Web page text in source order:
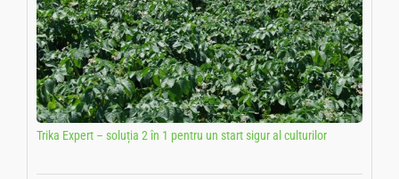
Trika Expert – soluția 2 în 1 pentru un start sigur al culturilor